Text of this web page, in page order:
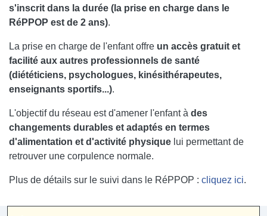
s'inscrit dans la durée (la prise en charge dans le
RéPPOP est de 2 ans).
La prise en charge de l'enfant offre un accès gratuit et
facilité aux autres professionnels de santé
(diététiciens, psychologues, kinésithérapeutes,
enseignants sportifs...).
L'objectif du réseau est d'amener l'enfant à des
changements durables et adaptés en termes
d'alimentation et d'activité physique lui permettant de
retrouver une corpulence normale.
Plus de détails sur le suivi dans le RéPPOP : cliquez ici.